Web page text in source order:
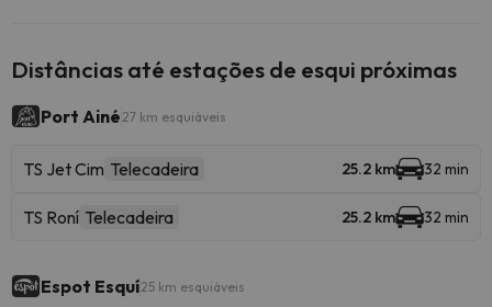
Distâncias até estações de esqui próximas
Port Ainé 27 km esquiáveis
TS Jet Cim Telecadeira 25.2 km 32 min
TS Roní Telecadeira 25.2 km 32 min
Espot Esquí25 km esquiáveis